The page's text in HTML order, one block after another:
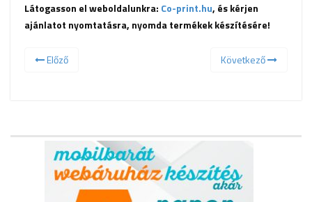
Látogasson el weboldalunkra: Co-print.hu, és kérjen
ajánlatot nyomtatásra, nyomda termékek készítésére!
Előző Következő